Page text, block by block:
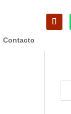
Contacto